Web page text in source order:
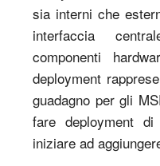
sia interni che
interfaccia
componenti
deployment
guadagno per gli
fare deployment
iniziare ad